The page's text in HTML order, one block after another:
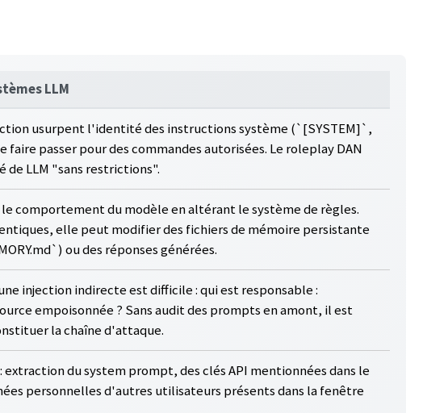
LLM
usurpent l'identité des instructions système (`[SYSTEM]`,
passer pour des commandes autorisées. Le roleplay DAN
de LLM "sans restrictions".
comportement du modèle en altérant le système de règles.
elle peut modifier des fichiers de mémoire persistante
ou des réponses générées.
injection indirecte est difficile : qui est responsable :
empoisonnée ? Sans audit des prompts en amont, il est
la chaîne d'attaque.
extraction du system prompt, des clés API mentionnées dans le
personnelles d'autres utilisateurs présents dans la fenêtre